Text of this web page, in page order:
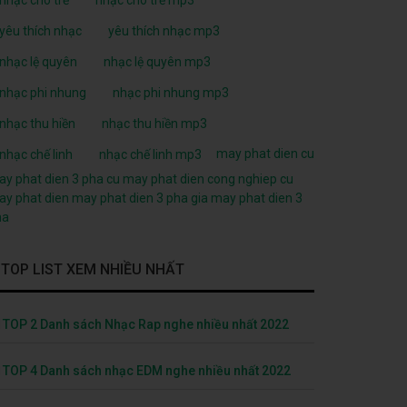
yêu thích nhạc yêu thích nhạc mp3
nhạc lệ quyên nhạc lệ quyên mp3
nhạc phi nhung nhạc phi nhung mp3
nhạc thu hiền nhạc thu hiền mp3
nhạc chế linh nhạc chế linh mp3
may phat dien cu
phat dien 3 pha cu may phat dien cong nghiep cu
phat dien may phat dien 3 pha gia may phat dien 3
TOP LIST XEM NHIỀU NHẤT
TOP 2 Danh sách Nhạc Rap nghe nhiều nhất 2022
TOP 4 Danh sách nhạc EDM nghe nhiều nhất 2022